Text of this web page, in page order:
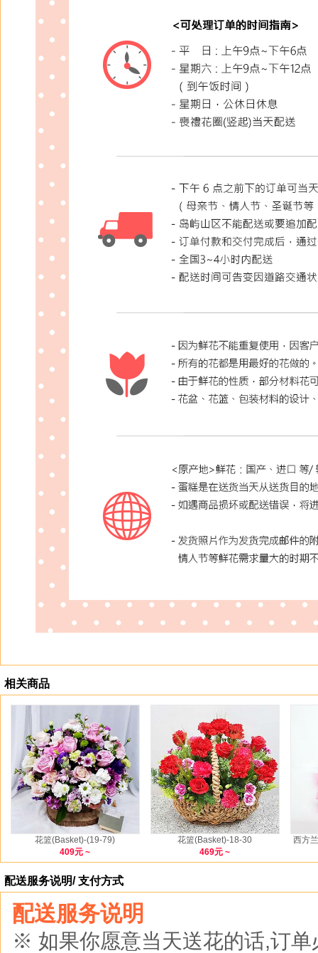
相关商品
花篮(Basket)-(19-79)
409元 ~
花篮(Basket)-18-30
469元 ~
西方
配送服务说明/ 支付方式
配送服务说明
※ 如果你愿意当天送花的话,订